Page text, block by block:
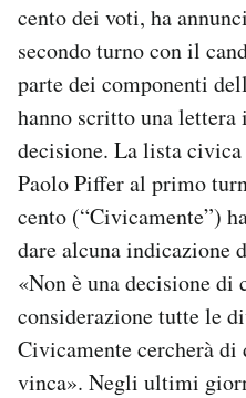
cento dei voti, ha
secondo turno con il
parte dei componenti
hanno scritto una lettera
decisione. La lista civica
Paolo Piffer al primo
cento (“Civicamente”)
dare alcuna indicazione
«Non è una decisione di
considerazione tutte le
Civicamente cercherà
vinca». Negli ultimi